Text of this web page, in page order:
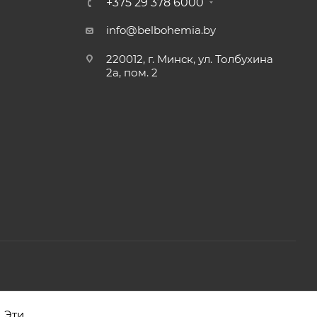
info@belbohemia.by
220012, г. Минск, ул. Толбухина
2а, пом. 2